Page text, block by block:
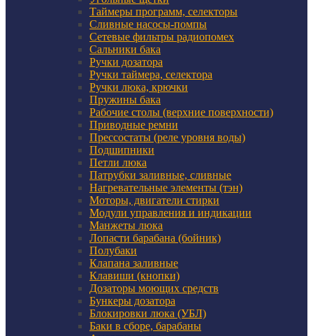
Таймеры программ, селекторы
Сливные насосы-помпы
Сетевые фильтры радиопомех
Сальники бака
Ручки дозатора
Ручки таймера, селектора
Ручки люка, крючки
Пружины бака
Рабочие столы (верхние поверхности)
Приводные ремни
Прессостаты (реле уровня воды)
Подшипники
Петли люка
Патрубки заливные, сливные
Нагревательные элементы (тэн)
Моторы, двигатели стирки
Модули управления и индикации
Манжеты люка
Лопасти барабана (бойник)
Полубаки
Клапана заливные
Клавиши (кнопки)
Дозаторы моющих средств
Бункеры дозатора
Блокировки люка (УБЛ)
Баки в сборе, барабаны